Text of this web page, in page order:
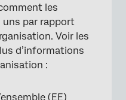
les
uns par rapport
Voir les
d’informations
:
(EE)